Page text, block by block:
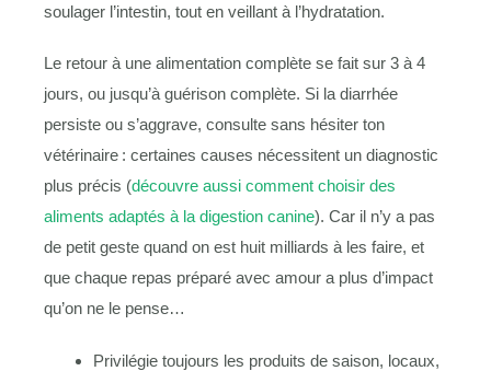
soulager l’intestin, tout en veillant à l’hydratation.
Le retour à une alimentation complète se fait sur 3 à 4
jours, ou jusqu’à guérison complète. Si la diarrhée
persiste ou s’aggrave, consulte sans hésiter ton
vétérinaire : certaines causes nécessitent un diagnostic
plus précis (découvre aussi comment choisir des
aliments adaptés à la digestion canine). Car il n’y a pas
de petit geste quand on est huit milliards à les faire, et
que chaque repas préparé avec amour a plus d’impact
qu’on ne le pense…
Privilégie toujours les produits de saison, locaux,